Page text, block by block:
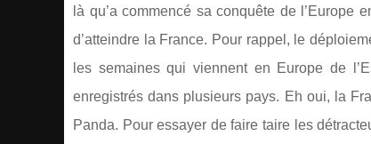
là qu’a commencé sa conquête de
d’atteindre la France. Pour rappel, le
les semaines qui viennent en Europe de
enregistrés dans plusieurs pays. Eh oui, la
Panda. Pour essayer de faire taire les